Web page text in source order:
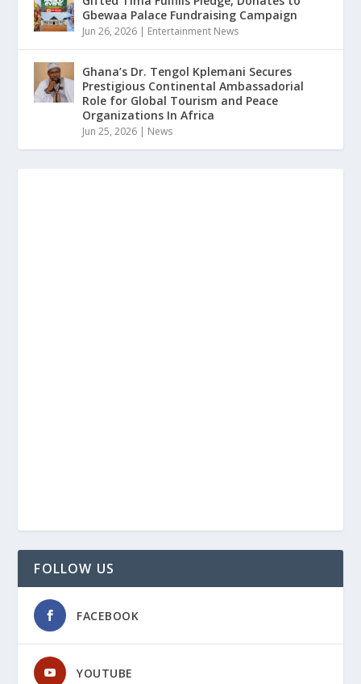
Gbewaa Palace Fundraising Campaign
Jun 26, 2026 Entertainment News
Ghana’s Dr. Tengol Kplemani Secures
Prestigious Continental Ambassadorial
Role for Global Tourism and Peace
Organizations In Africa
Jun 25, 2026 News
FOLLOW US
FACEBOOK
YOUTUBE